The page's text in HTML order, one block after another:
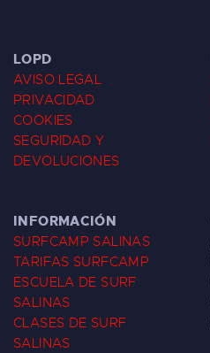
LOPD
AVISO LEGAL
PRIVACIDAD
COOKIES
SEGURIDAD Y
DEVOLUCIONES
INFORMACIÓN
SURFCAMP SALINAS
TARIFAS SURFCAMP
ESCUELA DE SURF
SALINAS
CLASES DE SURF
SALINAS